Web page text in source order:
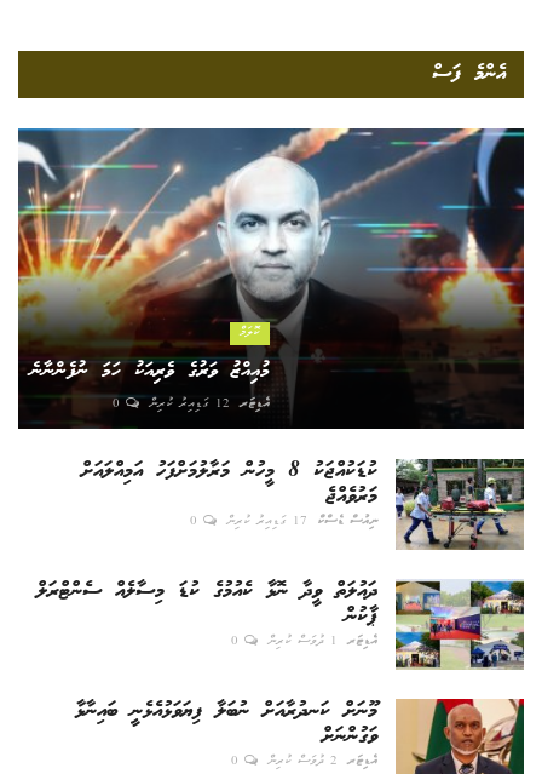
އެންމެ ފަސް
ކޮލަމް
މުއިއްޒު ވަރުގެ ވެރިއަކު ހަމަ ނުފެންނާނެ
އެޑިޓަރ 12 ގަޑިއިރު ކުރިން 0
ކުޑަކުއްޖަކު 8 މީހުން މަރާލުމަށްފަހު އަމިއްލައަށް
މަރުވެއްޖެ
ނިއުސް ޑެސްކް 17 ގަޑިއިރު ކުރިން 0
ދައުލަތް ވީދާ ނޮޅާ ކެއުމުގެ ކުޑަ މިސާލެއް ސެންޓްރަލް
ޕާކުން
އެޑިޓަރ 1 ދުވަސް ކުރިން 0
މޫނަށް ކަނދުރާއަށް ނުބަލާ ފިޔަވަޅުއެޅެނީ ބައިނާޅާ
ވަގުންނަށް
އެޑިޓަރ 2 ދުވަސް ކުރިން 0